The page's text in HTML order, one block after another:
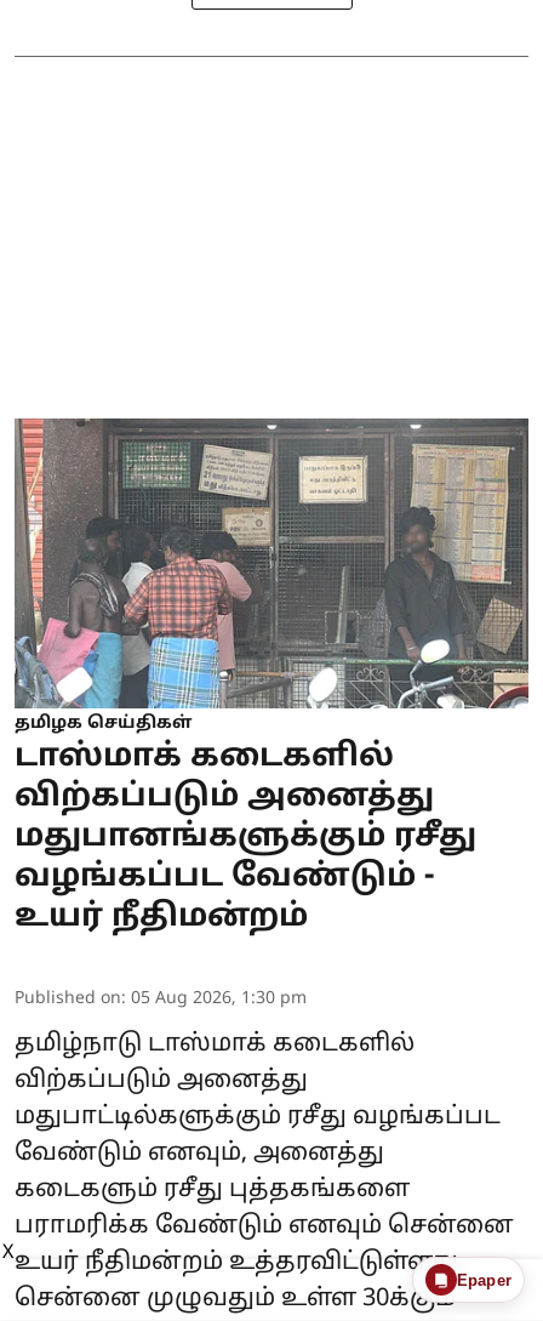
தமிழக செய்திகள்
டாஸ்மாக் கடைகளில்
விற்கப்படும் அனைத்து
மதுபானங்களுக்கும் ரசீது
வழங்கப்பட வேண்டும் -
உயர் நீதிமன்றம்
Published on: 05 Aug 2026, 1:30 pm
தமிழ்நாடு டாஸ்மாக் கடைகளில்
விற்கப்படும் அனைத்து
மதுபாட்டில்களுக்கும் ரசீது வழங்கப்பட
வேண்டும் எனவும், அனைத்து
கடைகளும் ரசீது புத்தகங்களை
பராமரிக்க வேண்டும் எனவும் சென்னை
உயர் நீதிமன்றம் உத்தரவிட்டுள்ளது.
சென்னை முழுவதும் உள்ள 30க்கும்
Epaper
X